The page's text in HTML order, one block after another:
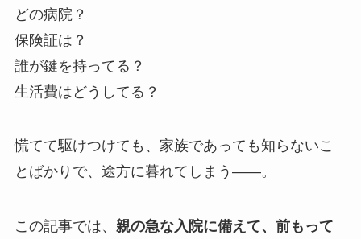
どの病院？
保険証は？
誰が鍵を持ってる？
生活費はどうしてる？
慌てて駆けつけても、家族であっても知らないこ
とばかりで、途方に暮れてしまう——。
この記事では、 親の急な入院に備えて、前もって